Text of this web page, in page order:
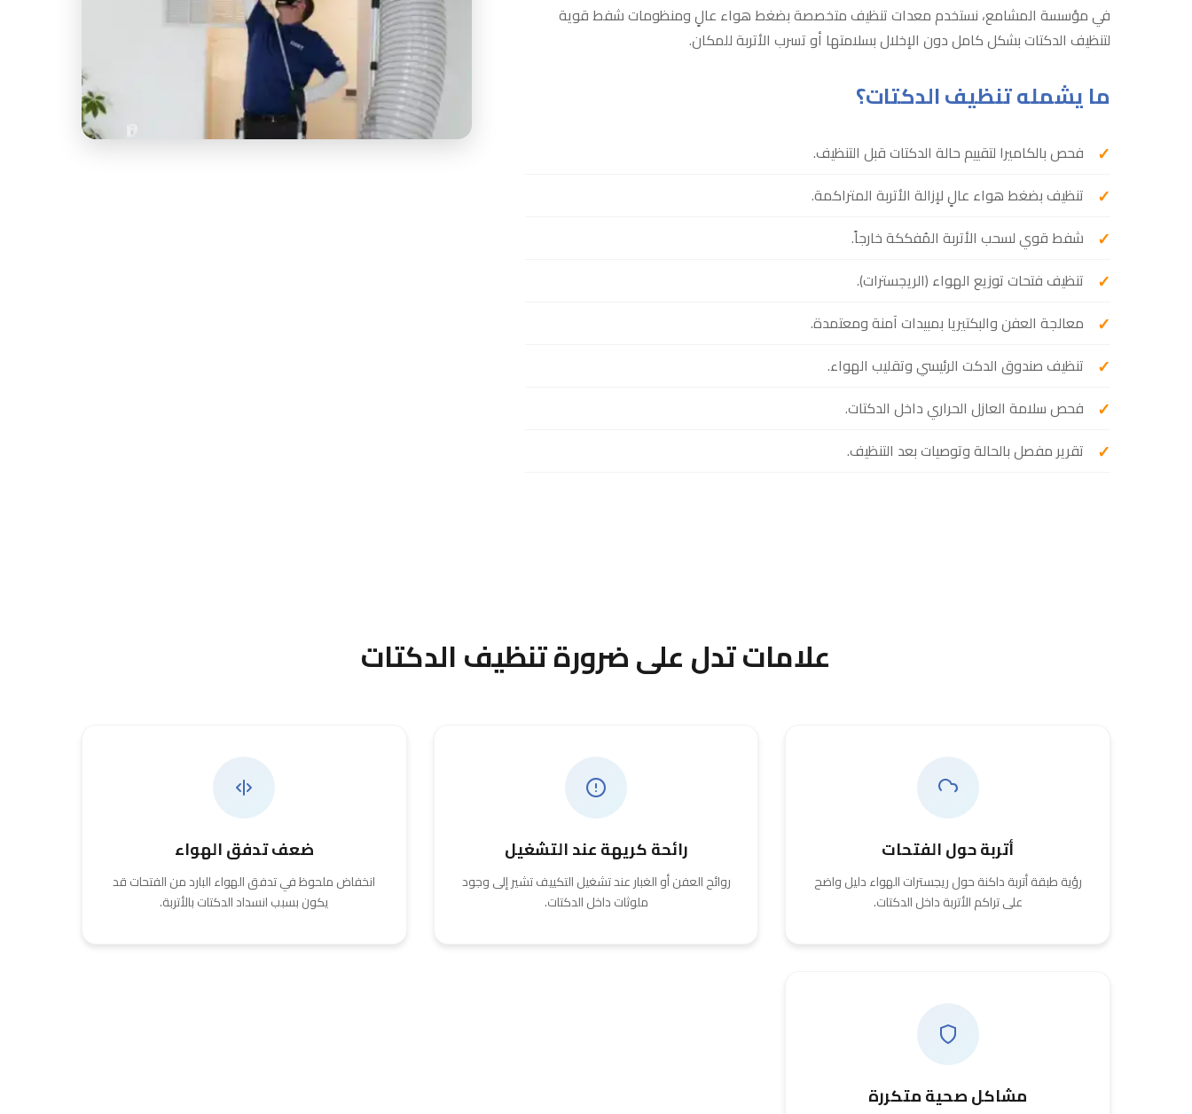
في مؤسسة المشامع، نستخدم معدات تنظيف متخصصة بضغط هواء عالٍ ومنظومات شفط قوية
لتنظيف الدكتات بشكل كامل دون الإخلال بسلامتها أو تسرب الأتربة للمكان.
ما يشمله تنظيف الدكتات؟
فحص بالكاميرا لتقييم حالة الدكتات قبل التنظيف.
تنظيف بضغط هواء عالٍ لإزالة الأتربة المتراكمة.
شفط قوي لسحب الأتربة المُفككة خارجاً.
تنظيف فتحات توزيع الهواء (الريجسترات).
معالجة العفن والبكتيريا بمبيدات آمنة ومعتمدة.
تنظيف صندوق الدكت الرئيسي وتقليب الهواء.
فحص سلامة العازل الحراري داخل الدكتات.
تقرير مفصل بالحالة وتوصيات بعد التنظيف.
علامات تدل على ضرورة تنظيف الدكتات
أتربة حول الفتحات
رؤية طبقة أتربة داكنة حول ريجسترات الهواء دليل واضح
على تراكم الأتربة داخل الدكتات.
رائحة كريهة عند التشغيل
روائح العفن أو الغبار عند تشغيل التكييف تشير إلى وجود
ملوثات داخل الدكتات.
ضعف تدفق الهواء
انخفاض ملحوظ في تدفق الهواء البارد من الفتحات قد
يكون بسبب انسداد الدكتات بالأتربة.
مشاكل صحية متكررة